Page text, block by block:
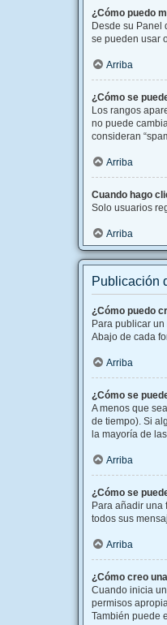
¿Cómo puedo
Desde su Panel
se pueden usar
Arriba
¿Cómo se
Los rangos
no puede
consideran
Arriba
Cuando hago
Solo usuarios
Arriba
Publicación
¿Cómo puedo
Para publicar
Abajo de cada
Arriba
¿Cómo se
A menos que
de tiempo). Si
la mayoría de
Arriba
¿Cómo se
Para añadir
todos sus
Arriba
¿Cómo creo
Cuando inicia
permisos
También puede